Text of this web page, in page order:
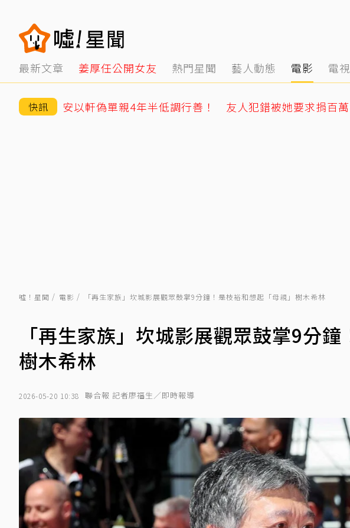
最新文章 姜厚任公開女友 熱門星聞 藝人動態 電影 電視
快訊
噓！星聞 電影 「再生家族」坎城影展觀眾鼓掌9分鐘！是枝裕和想起「母親」樹木希林
「再生家族」坎城影展觀眾鼓掌9分
樹木希林
2026-05-20 10:38 聯合報 記者廖福生／即時報導